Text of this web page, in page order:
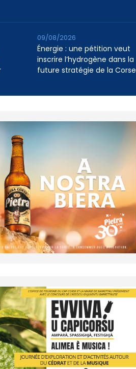
Énergie : une pétition veut
inscrire l’hydrogène dans la
future stratégie de la Corse
09/08/2026